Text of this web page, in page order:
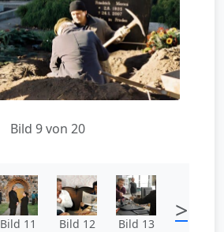
Bild 9 von 20
Bild 11 Bild 12 Bild 13 >